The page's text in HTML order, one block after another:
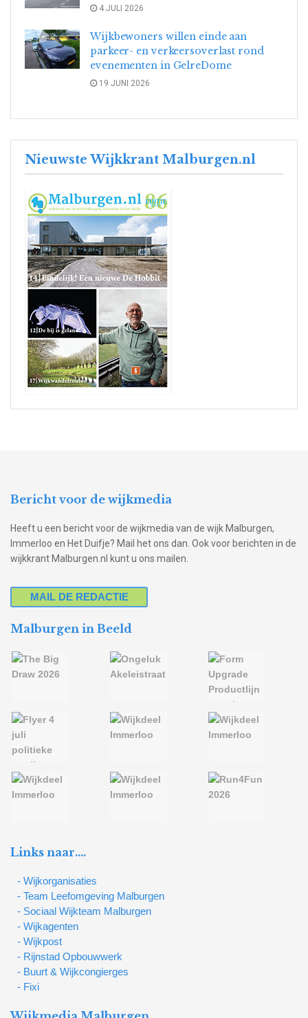
4 JULI 2026
Wijkbewoners willen einde aan
parkeer- en verkeersoverlast rond
evenementen in GelreDome
19 JUNI 2026
Nieuwste Wijkkrant Malburgen.nl
Bericht voor de wijkmedia
Heeft u een bericht voor de wijkmedia van de wijk Malburgen,
Immerloo en Het Duifje? Mail het ons dan. Ook voor berichten in de
wijkkrant Malburgen.nl kunt u ons mailen.
MAIL DE REDACTIE
Malburgen in Beeld
Links naar….
- Wijkorganisaties
- Team Leefomgeving Malburgen
- Sociaal Wijkteam Malburgen
- Wijkagenten
- Wijkpost
- Rijnstad Opbouwwerk
- Buurt & Wijkcongierges
- Fixi